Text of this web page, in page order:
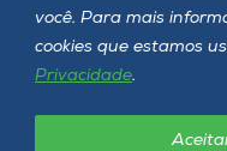
você. Para mais
cookies que estamos
Privacidade.